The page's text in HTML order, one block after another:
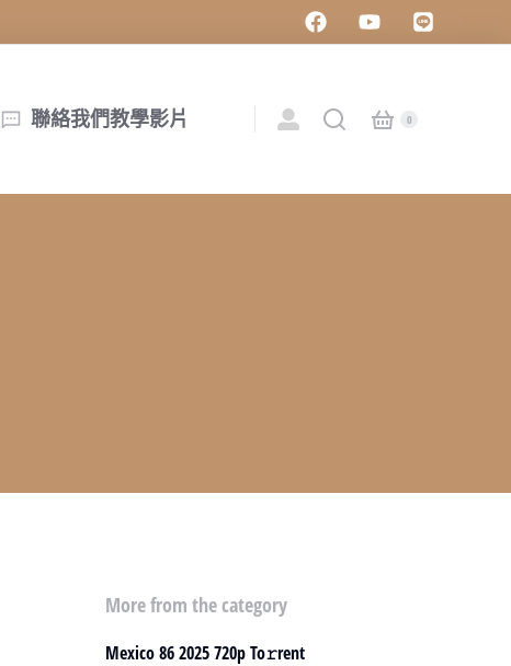
聯絡我們教學影片
More from the category
Mexico 86 2025 720p To𝚛rent